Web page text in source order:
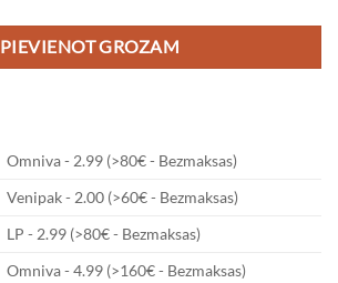
PIEVIENOT GROZAM
Omniva - 2.99 (>80€ - Bezmaksas)
Venipak - 2.00 (>60€ - Bezmaksas)
LP - 2.99 (>80€ - Bezmaksas)
Omniva - 4.99 (>160€ - Bezmaksas)